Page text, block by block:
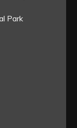
Park